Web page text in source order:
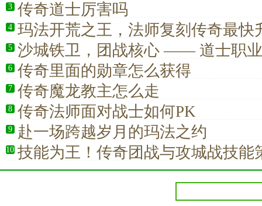
3 传奇道士厉害吗
4 玛法开荒之王，法师复刻传奇最快
5 沙城铁卫，团战核心 —— 道士职
与团队价值
6 传奇里面的勋章怎么获得
7 传奇魔龙教主怎么走
8 传奇法师面对战士如何PK
9 赴一场跨越岁月的玛法之约
10 技能为王！传奇团战与攻城战技能
术碾压对手